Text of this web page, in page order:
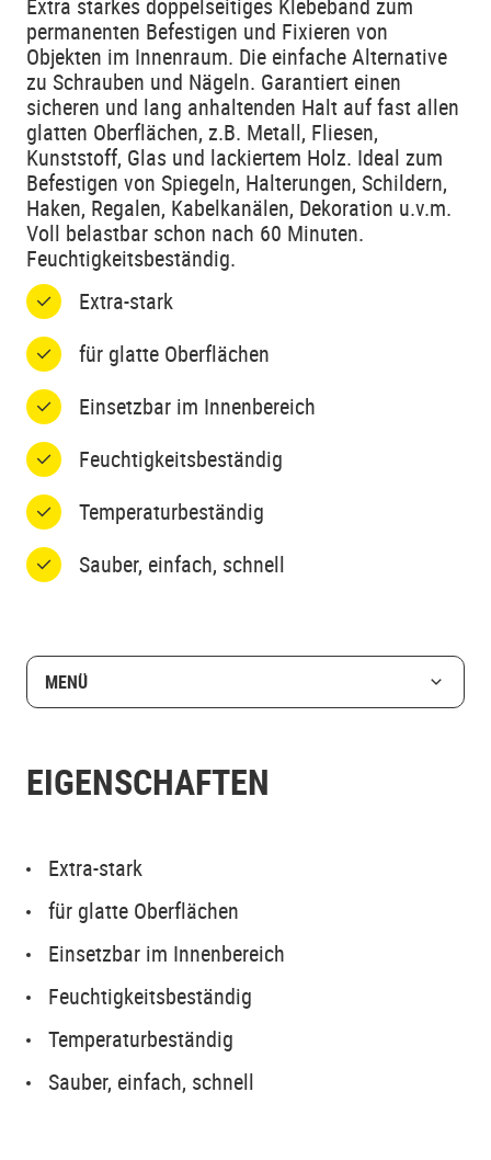
Extra starkes doppelseitiges Klebeband zum
permanenten Befestigen und Fixieren von
Objekten im Innenraum. Die einfache Alternative
zu Schrauben und Nägeln. Garantiert einen
sicheren und lang anhaltenden Halt auf fast allen
glatten Oberflächen, z.B. Metall, Fliesen,
Kunststoff, Glas und lackiertem Holz. Ideal zum
Befestigen von Spiegeln, Halterungen, Schildern,
Haken, Regalen, Kabelkanälen, Dekoration u.v.m.
Voll belastbar schon nach 60 Minuten.
Feuchtigkeitsbeständig.
Extra-stark
für glatte Oberflächen
Einsetzbar im Innenbereich
Feuchtigkeitsbeständig
Temperaturbeständig
Sauber, einfach, schnell
MENÜ
EIGENSCHAFTEN
Extra-stark
für glatte Oberflächen
Einsetzbar im Innenbereich
Feuchtigkeitsbeständig
Temperaturbeständig
Sauber, einfach, schnell